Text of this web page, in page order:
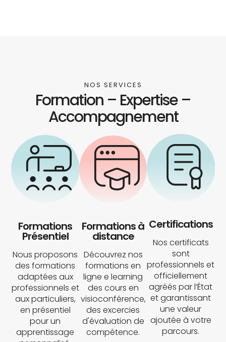
NOS SERVICES
Formation – Expertise –
Accompagnement
Formations
Présentiel
Nous proposons
des formations
adaptées aux
professionnels et
aux particuliers,
en présentiel
pour un
apprentissage
Formations à
distance
Découvrez nos
formations en
ligne e learning
des cours en
visioconférence,
des excercies
d'évaluation de
compétence.
Certifications
Nos certificats
sont
professionnels et
officiellement
agréés par l’État
et garantissant
une valeur
ajoutée à votre
parcours.